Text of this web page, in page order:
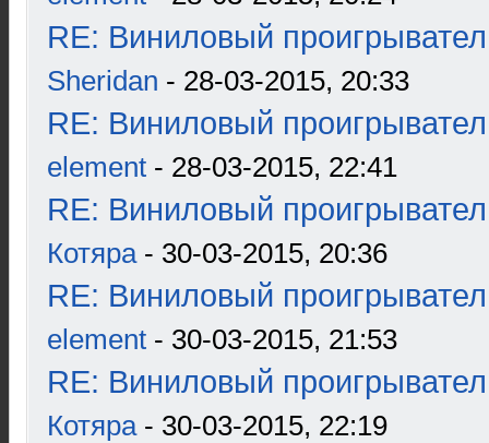
RE: Виниловый
Sheridan - 28-03-2015, 20:33
RE: Виниловый
element - 28-03-2015, 22:41
RE: Виниловый
Котяра- 30-03-2015, 20:36
RE: Виниловый
element - 30-03-2015, 21:53
RE: Виниловый
Котяра- 30-03-2015, 22:19